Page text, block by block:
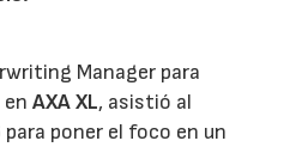
Manager para
enAXA XL, asistió al
para poner el foco en un